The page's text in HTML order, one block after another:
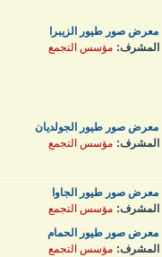
معرض صور طيور الزيبرا
المشرف: مؤسس التجمع
معرض صور طيور الجولديان
المشرف: مؤسس التجمع
معرض صور طيور الجاوا
المشرف: مؤسس التجمع
معرض صور طيور الحمام
المشرف: مؤسس التجمع